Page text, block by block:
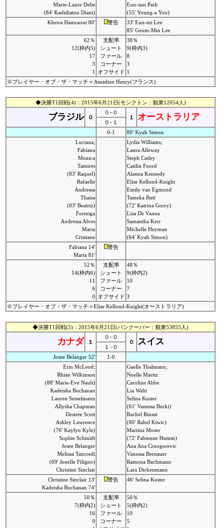
Marie-Laure Delie
(84' Kadidiatou Diani)
Eun-sun Park
(55' Young-a Yoo)
Kheira Hamraoui 80'
警告
33' Eun-mi Lee
85' Geum-Min Lee
62％
12(枠内5)
17
3
1
支配率
シュート
ファール
コーナー
オフサイド
38％
9(枠内3)
8
3
1
※プレイヤー・オブ・ザ・マッチ＝Amadine Henry(フランス)
◆決勝T1回戦(4)：2015年6月21日(モンクトン：観衆12054人)
ブラジル ０
０−０
１
オーストラリア
０−１
0-1
80' Kyah Simon
Luciana;
Fabiana
Monica
Tamires
(83' Raquel)
Rafaelle
Andressa
Thaisa
(83' Beatriz)
Formiga
Andressa Alves
Marta
Cristiane
Lydia Williams;
Laura Alleway
Steph Catley
Caitlin Foord
Alanna Kennedy
Elise Kellond-Knight
Emily van Egmond
Tameka Butt
(72' Katrina Gorry)
Lisa De Vanna
Samantha Kerr
Michelle Heyman
(64' Kyah Simon)
Fabiana 14'
Marta 81'
警告
52％
14(枠内6)
11
6
0
支配率
シュート
ファール
コーナー
オフサイド
48％
9(枠内2)
10
7
3
※プレイヤー・オブ・ザ・マッチ＝Elise Kellond-Knight(オーストラリア)
◆決勝T1回戦(5)：2015年6月21日(バンクーバー：観衆53855人)
カナダ １
０−０
０
スイス
１−０
Josee Belanger 52'
1-0
Erin McLeod;
Rhian Wilkinson
(88' Marie-Eve Nault)
Kadeisha Buchanan
Lauren Sesselmann
Allysha Chapman
Desiree Scott
Ashley Lawrence
(76' Kaylyn Kyle)
Sophie Schmidt
Josee Belanger
Melissa Tancredi
(69' Jonelle Filigno)
Christine Sinclair
Gaelle Thalmann;
Noelle Maritz
Caroline Abbe
Lia Walti
Selina Kuster
(61' Vanessa Burki)
Rachel Rinast
(80' Rahel Kiwic)
Martina Moser
(72' Fabienne Humm)
Ana Ana Crnogorevic
Vanessa Bernauer
Ramona Bachmann
Lara Dickenmann
Christine Sinclair 13'
Kadeisha Buchanan 74'
警告 46' Selina Kuster
50％
7(枠内2)
16
0
支配率
シュート
ファール
コーナー
50％
5(枠内2)
10
5